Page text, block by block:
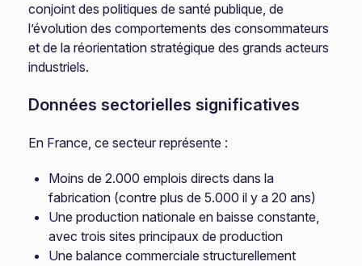
conjoint des politiques de santé publique, de
l’évolution des comportements des consommateurs
et de la réorientation stratégique des grands acteurs
industriels.
Données sectorielles significatives
En France, ce secteur représente :
Moins de 2.000 emplois directs dans la
fabrication (contre plus de 5.000 il y a 20 ans)
Une production nationale en baisse constante,
avec trois sites principaux de production
Une balance commerciale structurellement